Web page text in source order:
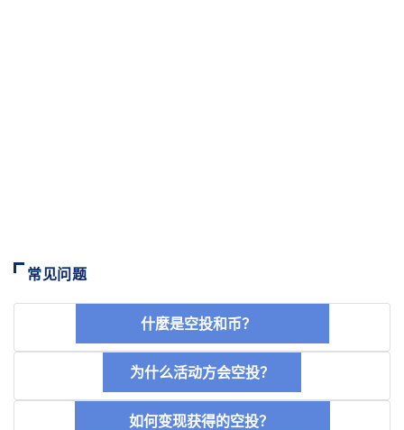
常见问题
什麼是空投和币？
为什么活动方会空投？
如何变现获得的空投？